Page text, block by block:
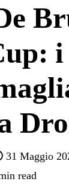
31 Maggio
read